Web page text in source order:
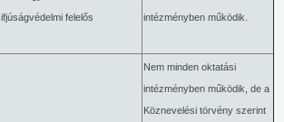
ifjúságvédelmi felelős
intézményben működik.
Nem minden oktatási
intézményben működik, de a
Köznevelési törvény szerint